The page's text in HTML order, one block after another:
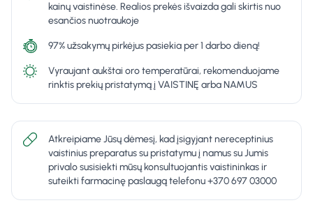
Atkreipiame Jūsų dėmesį, kad įsigyjant nereceptinius
vaistinius preparatus su pristatymu į namus su Jumis
privalo susisiekti mūsų konsultuojantis vaistininkas ir
suteikti farmacinę paslaugą telefonu +370 697 03000
kainų vaistinėse. Realios prekės išvaizda gali skirtis nuo
esančios nuotraukoje
97% užsakymų pirkėjus pasiekia per 1 darbo dieną!
Vyraujant aukštai oro temperatūrai, rekomenduojame
rinktis prekių pristatymą į VAISTINĘ arba NAMUS